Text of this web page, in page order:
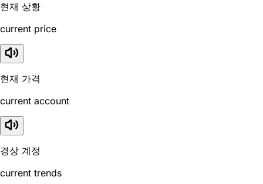
현재 상황
current price
현재 가격
current account
경상 계정
current trends